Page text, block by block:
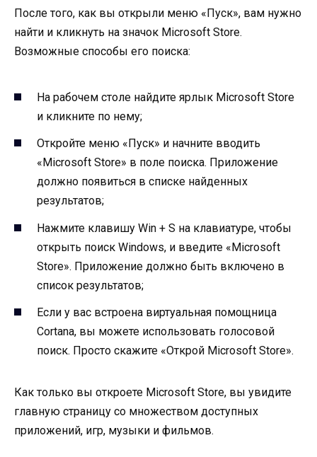
После того, как вы открыли меню «Пуск», вам нужно
найти и кликнуть на значок Microsoft Store.
Возможные способы его поиска:
На рабочем столе найдите ярлык Microsoft Store
и кликните по нему;
Откройте меню «Пуск» и начните вводить
«Microsoft Store» в поле поиска. Приложение
должно появиться в списке найденных
результатов;
Нажмите клавишу Win + S на клавиатуре, чтобы
открыть поиск Windows, и введите «Microsoft
Store». Приложение должно быть включено в
список результатов;
Если у вас встроена виртуальная помощница
Cortana, вы можете использовать голосовой
поиск. Просто скажите «Открой Microsoft Store».
Как только вы откроете Microsoft Store, вы увидите
главную страницу со множеством доступных
приложений, игр, музыки и фильмов.